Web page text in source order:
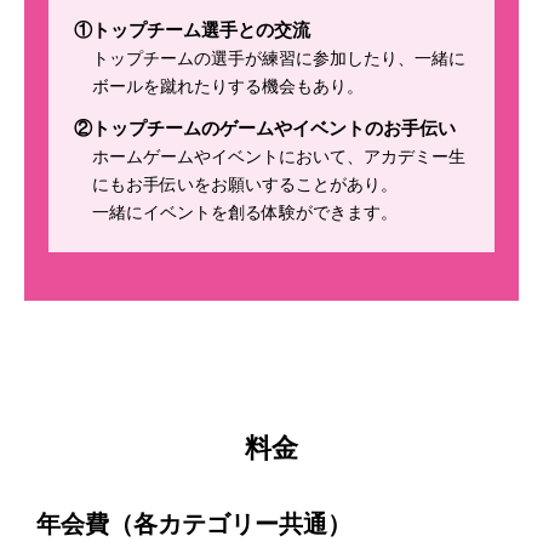
①トップチーム選手との交流
トップチームの選手が練習に参加したり、一緒に
ボールを蹴れたりする機会もあり。
②トップチームのゲームやイベントのお手伝い
ホームゲームやイベントにおいて、アカデミー生
にもお手伝いをお願いすることがあり。
一緒にイベントを創る体験ができます。
料金
年会費（各カテゴリー共通）